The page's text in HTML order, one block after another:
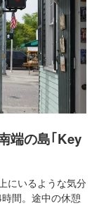
端の島｢Key
にいるような気分
間。途中の休憩